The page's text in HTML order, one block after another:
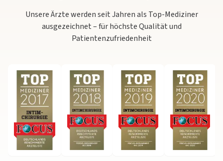
Unsere Ärzte werden seit Jahren als Top-Mediziner
ausgezeichnet – für höchste Qualität und
Patientenzufriedenheit